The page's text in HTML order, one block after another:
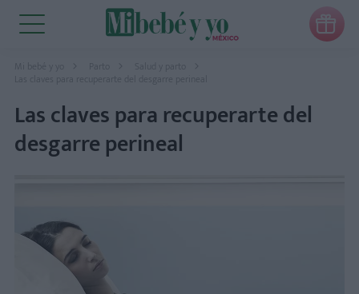

Mi bebé y yo Parto
Salud y parto
Las claves para recuperarte del desgarre perineal
Las claves para recuperarte del
desgarre perineal